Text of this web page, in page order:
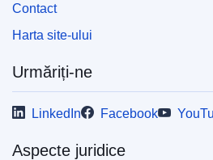
Contact
Harta site-ului
Urmăriți-ne
LinkedIn Facebook
Aspecte juridice